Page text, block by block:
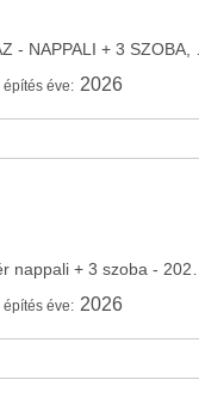
építés éve: 2026
építés éve: 2026